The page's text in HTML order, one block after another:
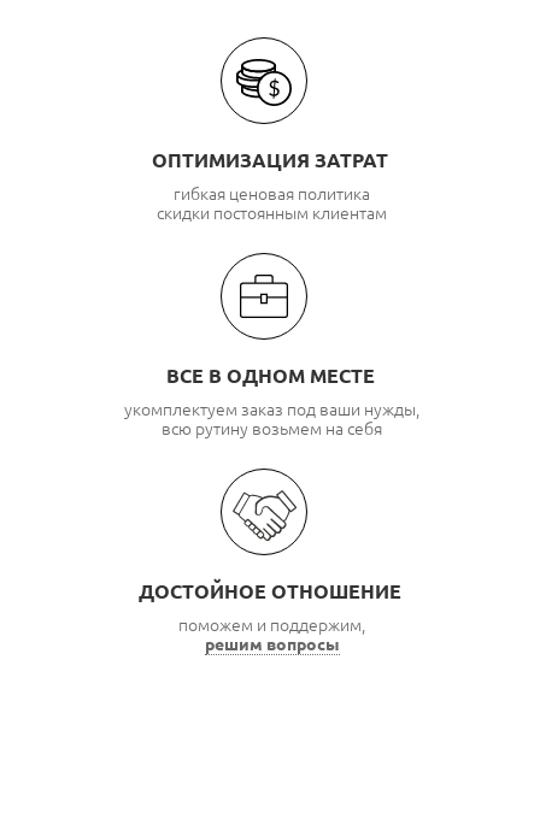
ОПТИМИЗАЦИЯ ЗАТРАТ
гибкая ценовая политика
скидки постоянным клиентам
ВСЕ В ОДНОМ МЕСТЕ
укомплектуем заказ под ваши нужды,
всю рутину возьмем на себя
ДОСТОЙНОЕ ОТНОШЕНИЕ
поможем и поддержим,
решим вопросы